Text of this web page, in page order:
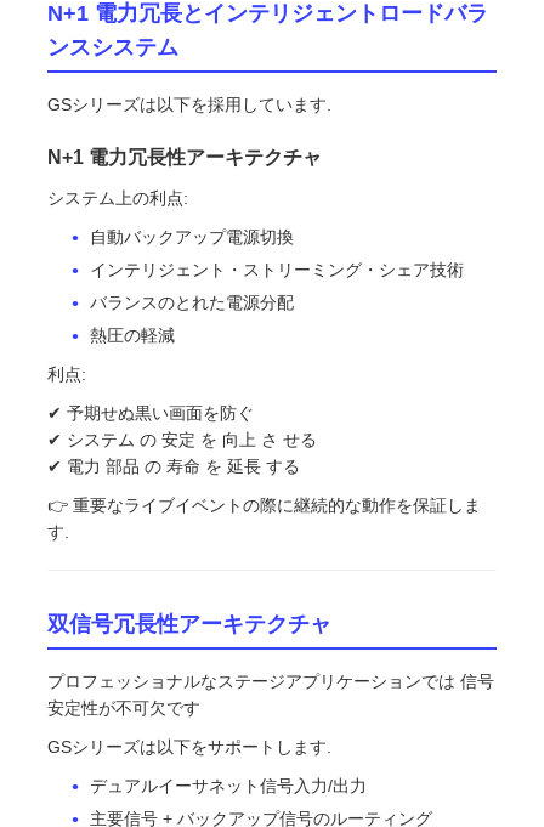
N+1 電力冗長とインテリジェントロードバラ
ンスシステム
GSシリーズは以下を採用しています.
N+1 電力冗長性アーキテクチャ
システム上の利点:
自動バックアップ電源切換
インテリジェント・ストリーミング・シェア技術
バランスのとれた電源分配
熱圧の軽減
利点:
✔ 予期せぬ黒い画面を防ぐ
✔ システム の 安定 を 向上 さ せる
✔ 電力 部品 の 寿命 を 延長 する
👉 重要なライブイベントの際に継続的な動作を保証しま
す.
双信号冗長性アーキテクチャ
プロフェッショナルなステージアプリケーションでは 信号
安定性が不可欠です
GSシリーズは以下をサポートします.
デュアルイーサネット信号入力/出力
主要信号 + バックアップ信号のルーティング